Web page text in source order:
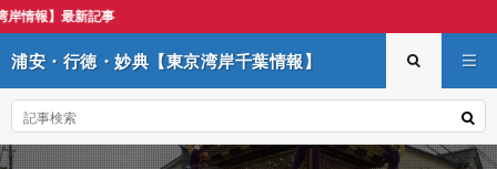
浦安・行徳・妙典【東京湾岸千葉情報】